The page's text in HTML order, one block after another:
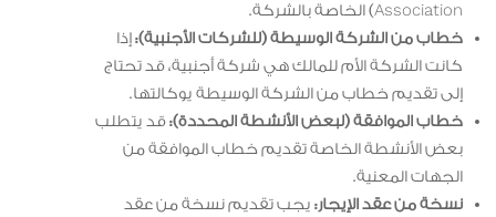
Association) الخاصة بالشركة.
خطاب من الشركة الوسيطة (للشركات الأجنبية):إذا
كانت الشركة الأم للمالك هي شركة أجنبية، قد تحتاج
إلى تقديم خطاب من الشركة الوسيطة يوكالتها.
خطاب الموافقة (لبعض الأنشطة المحددة):قد يتطلب
بعض الأنشطة الخاصة تقديم خطاب الموافقة من
الجهات المعنية.
نسخة من عقد الإيجار: يجب تقديم نسخة من عقد